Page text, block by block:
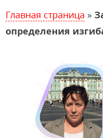
Главная страница »
определения